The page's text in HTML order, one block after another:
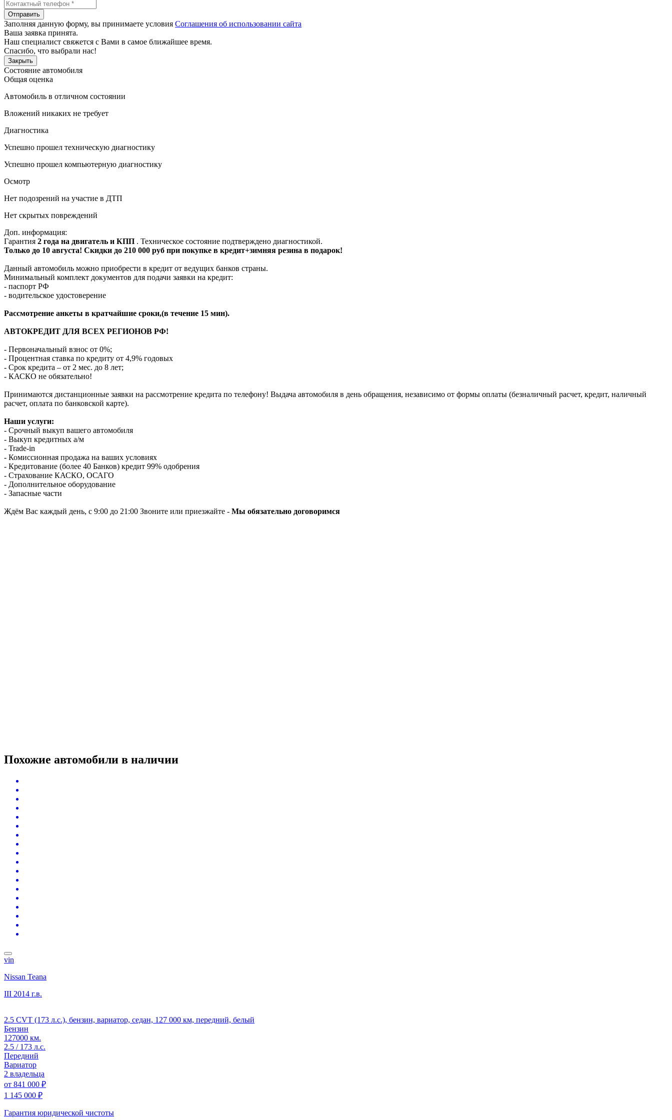
Отправить
Заполняя данную форму, вы принимаете условия Соглашения об использовании сайта
Ваша заявка принята.
Наш специалист свяжется с Вами в самое ближайшее время.
Спасибо, что выбрали нас!
Закрыть
Состояние автомобиля
Общая оценка
Автомобиль в отличном состоянии
Вложений никаких не требует
Диагностика
Успешно прошел техническую диагностику
Успешно прошел компьютерную диагностику
Осмотр
Нет подозрений на участие в ДТП
Нет скрытых повреждений
Доп. информация:
Гарантия 2 года на двигатель и КПП . Техническое состояние подтверждено диагностикой.
Только до 10 августа! Скидки до 210 000 руб при покупке в кредит+зимняя резина в подарок!
Данный автомобиль можно приобрести в кредит от ведущих банков страны.
Минимальный комплект документов для подачи заявки на кредит:
- паспорт РФ
- водительское удостоверение
Рассмотрение анкеты в кратчайшие сроки,(в течение 15 мин).
АВТОКРЕДИТ ДЛЯ ВСЕХ РЕГИОНОВ РФ!
- Первоначальный взнос от 0%;
- Процентная ставка по кредиту от 4,9% годовых
- Срок кредита – от 2 мес. до 8 лет;
- КАСКО не обязательно!
Принимаются дистанционные заявки на рассмотрение кредита по телефону! Выдача автомобиля в день обращения, независимо от формы оплаты (безналичный расчет, кредит, наличный
расчет, оплата по банковской карте).
Наши услуги:
- Срочный выкуп вашего автомобиля
- Выкуп кредитных а/м
- Trade-in
- Комиссионная продажа на ваших условиях
- Кредитование (более 40 Банков) кредит 99% одобрения
- Страхование КАСКО, ОСАГО
- Дополнительное оборудование
- Запасные части
Ждём Вас каждый день, с 9:00 до 21:00 Звоните или приезжайте - Мы обязательно договоримся
Похожие автомобили в наличии
vin
Nissan Teana
III 2014 г.в.
2.5 CVT (173 л.с.), бензин, вариатор, седан, 127 000 км, передний, белый
Бензин
127000 км.
2.5 / 173 л.с.
Передний
Вариатор
2 владельца
от 841 000 ₽
1 145 000 ₽
Гарантия юридической чистоты